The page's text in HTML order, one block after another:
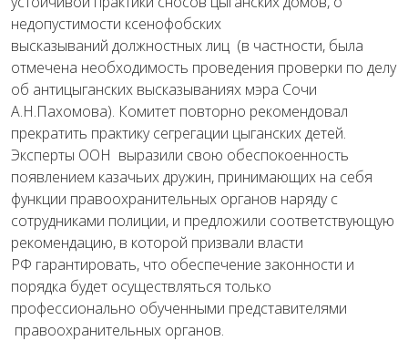
недопустимости ксенофобских
высказываний должностных лиц (в частности, была
отмечена необходимость проведения проверки по делу
об антицыганских высказываниях мэра Сочи
А.Н.Пахомова). Комитет повторно рекомендовал
прекратить практику сегрегации цыганских детей.
Эксперты ООН выразили свою обеспокоенность
появлением казачьих дружин, принимающих на себя
функции правоохранительных органов наряду с
сотрудниками полиции, и предложили соответствующую
рекомендацию, в которой призвали власти
РФ гарантировать, что обеспечение законности и
порядка будет осуществляться только
профессионально обученными представителями
правоохранительных органов.